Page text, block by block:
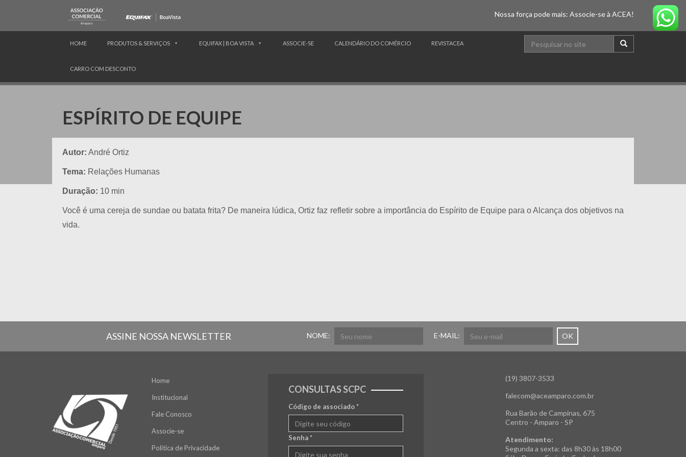
Nossa força pode mais: Associe-se à ACEA!
HOME PRODUTOS & SERVIÇOS EQUIFAX | BOA VISTA ASSOCIE-SE CALENDÁRIO DO COMÉRCIO REVISTACEA
CARRO COM DESCONTO
ESPÍRITO DE EQUIPE
Autor: André Ortiz
Tema: Relações Humanas
Duração: 10 min
Você é uma cereja de sundae ou batata frita? De maneira lúdica, Ortiz faz refletir sobre a importância do Espírito de Equipe para o Alcança dos objetivos na
vida.
ASSINE NOSSA NEWSLETTER NOME: E-MAIL: OK
Home
Institucional
Fale Conosco
Associe-se
Política de Privacidade
CONSULTAS SCPC
Código de associado*
Senha*
(19) 3807-3533
falecom@aceamparo.com.br
Rua Barão de Campinas, 675
Centro - Amparo - SP
Atendimento:
Segunda a sexta: das 8h30 às 18h00